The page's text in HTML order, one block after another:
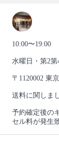
10:00〜19:00
水曜日・第2第
〒1120002 東
送料に関しま
予約確定後の
セル料が発生